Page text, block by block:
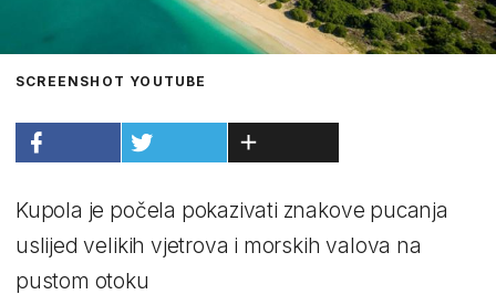
SCREENSHOT YOUTUBE
Kupola je počela pokazivati znakove pucanja
uslijed velikih vjetrova i morskih valova na
pustom otoku